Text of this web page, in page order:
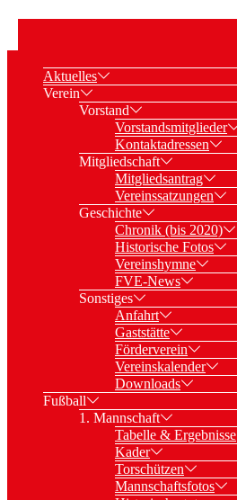
Aktuelles
Verein
Vorstand
Vorstandsmitglieder
Kontaktadressen
Mitgliedschaft
Mitgliedsantrag
Vereinssatzungen
Geschichte
Chronik (bis 2020)
Historische Fotos
Vereinshymne
FVE-News
Sonstiges
Anfahrt
Gaststätte
Förderverein
Vereinskalender
Downloads
Fußball
1. Mannschaft
Tabelle & Ergebnisse
Kader
Torschützen
Mannschaftsfotos